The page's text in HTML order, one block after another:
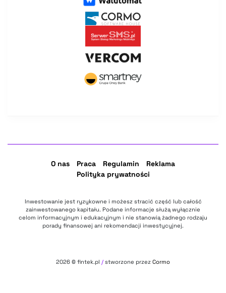
O nas Praca Regulamin
Reklama
Polityka prywatności
Inwestowanie jest ryzykowne i możesz stracić część lub całość
zainwestowanego kapitału. Podane informacje służą wyłącznie
celom informacyjnym i edukacyjnym i nie stanowią żadnego rodzaju
porady finansowej ani rekomendacji inwestycyjnej.
2026 © fintek.pl / stworzone przez Cormo